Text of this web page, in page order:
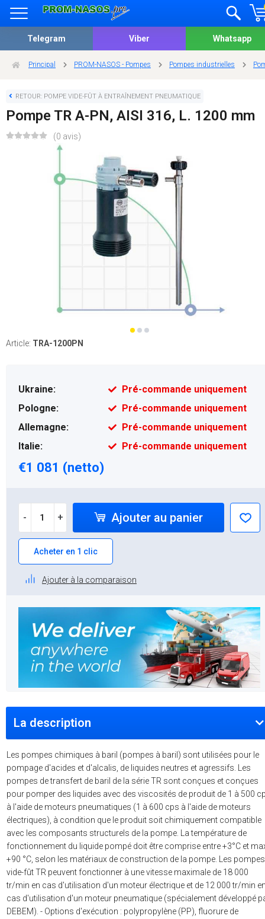
Telegram Viber Whatsapp
Principal PROM-NASOS - Pompes Pompes industrielles
RETOUR: POMPE VIDE-FÛT À ENTRAÎNEMENT PNEUMATIQUE
Pompe TR A-PN, AISI 316, L. 1200 mm
(0 avis)
Article: TRA-1200PN
Ukraine:
Pré-commande uniquement
Pologne:
Pré-commande uniquement
Allemagne:
Pré-commande uniquement
Italie:
Pré-commande uniquement
€1 081 (netto)
- + Ajouter au panier
Acheter en 1 clic
Ajouter à la comparaison
La description
Les pompes chimiques à baril (pompes à baril) sont utilisées pour le
pompage d'acides et d'alcalis, de liquides neutres et agressifs. Les
pompes de transfert de baril de la série TR sont conçues et conçues
pour pomper des liquides avec des viscosités de produit de 1 à 500
à l'aide de moteurs pneumatiques (1 à 600 cps à l'aide de moteurs
électriques), à condition que le produit soit chimiquement compatible
avec les composants structurels de la pompe. La température de
fonctionnement du liquide pompé doit être comprise entre +3°C et
+90 °C, selon les matériaux de construction de la pompe. Les pompes
vide-fût TR peuvent fonctionner à une vitesse maximale de 18 000
tr/min en cas d'utilisation d'un moteur électrique et de 12 000 tr/min
cas d'utilisation d'un moteur pneumatique (spécialement développé
DEBEM). - Options d'exécution : polypropylène (PP), fluorure de